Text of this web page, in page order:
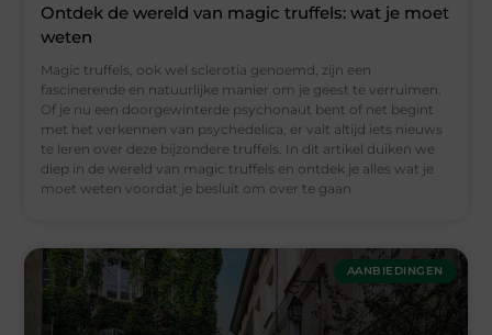
Ontdek de wereld van magic truffels: wat je moet
weten
Magic truffels, ook wel sclerotia genoemd, zijn een
fascinerende en natuurlijke manier om je geest te verruimen.
Of je nu een doorgewinterde psychonaut bent of net begint
met het verkennen van psychedelica, er valt altijd iets nieuws
te leren over deze bijzondere truffels. In dit artikel duiken we
diep in de wereld van magic truffels en ontdek je alles wat je
moet weten voordat je besluit om over te gaan
AANBIEDINGEN